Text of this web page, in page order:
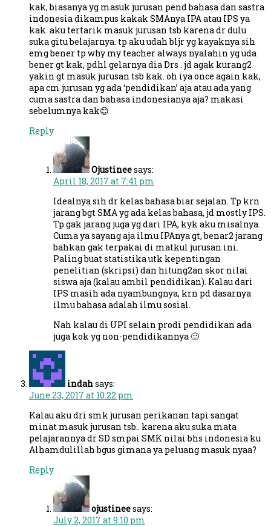
kak, biasanya yg masuk jurusan pend bahasa dan sastra
indonesia dikampus kakak SMAnya IPA atau IPS ya
kak. aku tertarik masuk jurusan tsb karena dr dulu
suka gitu belajarnya. tp aku udah bljr yg kayaknya sih
emg bener tp why my teacher always nyalahin yg uda
bener gt kak, pdhl gelarnya dia Drs . jd agak kurang2
yakin gt masuk jurusan tsb kak. oh iya once again kak,
apa cm jurusan yg ada ‘pendidikan’ aja atau ada yang
cuma sastra dan bahasa indonesianya aja? makasi
sebelumnya kak😊
Reply
Ojustineesays:
April 18, 2017 at 7:41 pm
Idealnya sih dr kelas bahasa biar sejalan. Tp krn
jarang bgt SMA yg ada kelas bahasa, jd mostly IPS.
Tp gak jarang juga yg dari IPA, kyk aku misalnya.
Cuma ya sayang aja ilmu IPAnya gt, benar2 jarang
bahkan gak terpakai di matkul jurusan ini.
Paling buat statistika utk kepentingan
penelitian (skripsi) dan hitung2an skor nilai
siswa aja (kalau ambil pendidikan). Kalau dari
IPS masih ada nyambungnya, krn pd dasarnya
ilmu bahasa adalah ilmu sosial.
Nah kalau di UPI selain prodi pendidikan ada
juga kok yg non-pendidikannya 🙂
indahsays:
June 23, 2017 at 10:22 pm
Kalau aku dri smk jurusan perikanan tapi sangat
minat masuk jurusan tsb.. karena aku suka mata
pelajarannya dr SD smpai SMK nilai bhs indonesia ku
Alhamdulillah bgus gimana ya peluang masuk nyaa?
Reply
ojustineesays:
July 2, 2017 at 9:10 pm